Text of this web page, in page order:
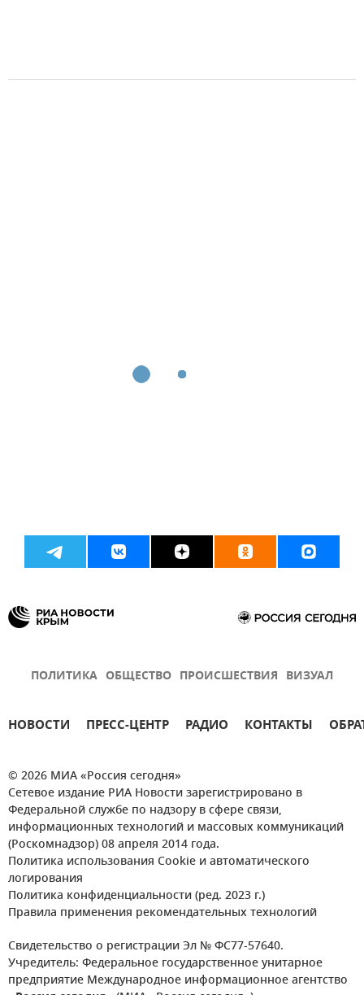
ПОЛИТИКА ОБЩЕСТВО ПРОИСШЕСТВИЯ ВИЗУАЛ
НОВОСТИ ПРЕСС-ЦЕНТР РАДИО КОНТАКТЫ
© 2026 МИА «Россия сегодня»
Сетевое издание РИА Новости зарегистрировано в
Федеральной службе по надзору в сфере связи,
информационных технологий и массовых коммуникаций
(Роскомнадзор) 08 апреля 2014 года.
Политика использования Cookie и автоматического
логирования
Политика конфиденциальности (ред. 2023 г.)
Правила применения рекомендательных технологий
Свидетельство о регистрации Эл № ФС77-57640.
Учредитель: Федеральное государственное унитарное
предприятие Международное информационное агентство